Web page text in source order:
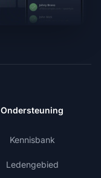
Ondersteuning
Kennisbank
Ledengebied